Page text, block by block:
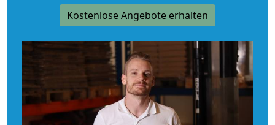
Kostenlose Angebote erhalten